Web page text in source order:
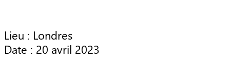
Lieu : Londres
Date : 20 avril 2023